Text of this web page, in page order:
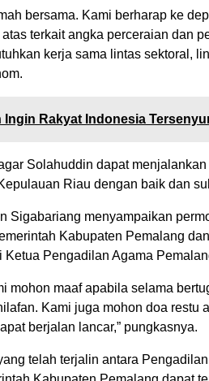
bersama. Kami berharap ke
terkait angka perceraian dan
kerja sama lintas sektoral,
Ingin Rakyat Indonesia
Solahuddin dapat
Riau dengan baik dan
Sigabariang menyampaikan
Kabupaten Pemalang
Pengadilan Agama
mohon maaf apabila selama
Kami juga mohon doa restu
berjalan lancar,” pungkasnya.
telah terjalin antara